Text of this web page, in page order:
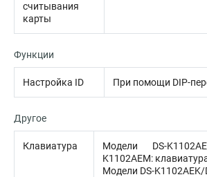
считывания
карты
Функции
Настройка ID При помощи DIP-
Другое
Клавиатура
Модели DS-
K1102AEM:
Модели DS-